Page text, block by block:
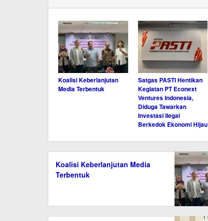
Koalisi Keberlanjutan
Media Terbentuk
Satgas PASTI Hentikan
Kegiatan PT Econext
Ventures Indonesia,
Diduga Tawarkan
Investasi Ilegal
Berkedok Ekonomi Hijau
Koalisi Keberlanjutan Media
Terbentuk